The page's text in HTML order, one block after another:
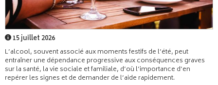
15 juillet 2026
L’alcool, souvent associé aux moments festifs de l’été, peut
entraîner une dépendance progressive aux conséquences graves
sur la santé, la vie sociale et familiale, d’où l’importance d’en
repérer les signes et de demander de l’aide rapidement.